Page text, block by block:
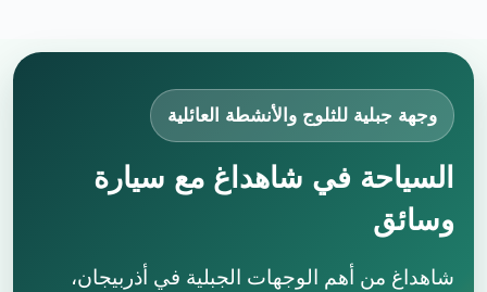
وجهة جبلية للثلوج والأنشطة العائلية
السياحة في شاهداغ مع سيارة
وسائق
شاهداغ من أهم الوجهات الجبلية في أذربيجان،